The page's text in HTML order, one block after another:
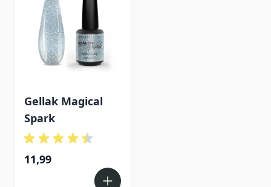
Gellak Magical
Spark
11,99